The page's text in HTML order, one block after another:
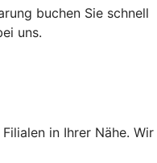
buchen Sie schnell
uns.
in Ihrer Nähe. Wir